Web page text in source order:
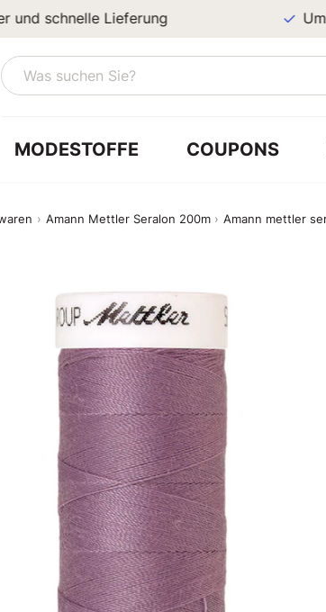
schnelle Lieferung
MODESTOFFE COUPONS
Amann Mettler Seralon 200m Amann mettler